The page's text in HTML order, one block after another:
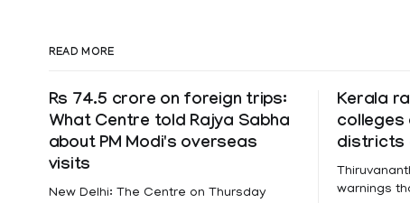
READ MORE
Rs 74.5 crore on foreign trips:
What Centre told Rajya Sabha
about PM Modi's overseas
visits
New Delhi: The Centre on Thursday
Kerala
colleges
districts
warnings